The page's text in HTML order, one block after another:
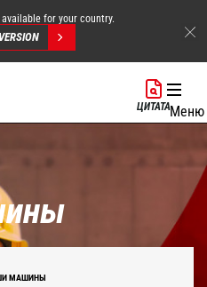
for your country.
ЦИТАТАМеню
МАШИНЫ